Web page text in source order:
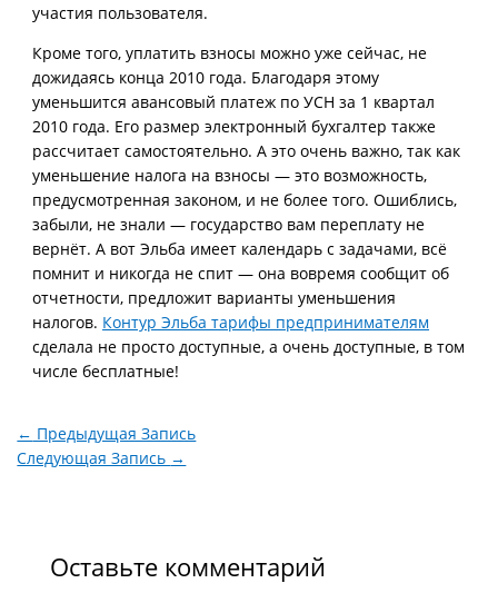
участия пользователя.
Кроме того, уплатить взносы можно уже сейчас, не
дожидаясь конца 2010 года. Благодаря этому
уменьшится авансовый платеж по УСН за 1 квартал
2010 года. Его размер электронный бухгалтер также
рассчитает самостоятельно. А это очень важно, так как
уменьшение налога на взносы — это возможность,
предусмотренная законом, и не более того. Ошиблись,
забыли, не знали — государство вам переплату не
вернёт. А вот Эльба имеет календарь с задачами, всё
помнит и никогда не спит — она вовремя сообщит об
отчетности, предложит варианты уменьшения
налогов. Контур Эльба тарифы предпринимателям
сделала не просто доступные, а очень доступные, в том
числе бесплатные!
← Предыдущая Запись
Следующая Запись →
Оставьте комментарий